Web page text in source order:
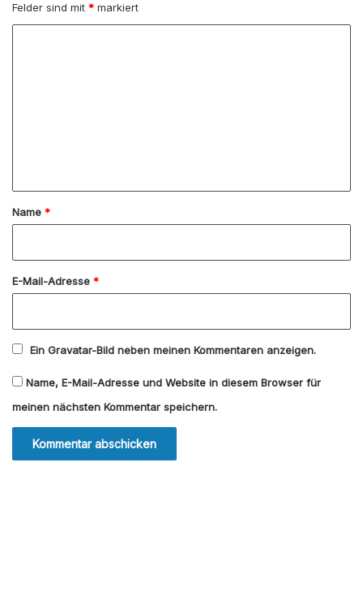
Felder sind mit * markiert
a
Name *
E-Mail-Adresse *
Ein Gravatar-Bild neben meinen Kommentaren anzeigen.
Name, E-Mail-Adresse und Website in diesem Browser für
meinen nächsten Kommentar speichern.